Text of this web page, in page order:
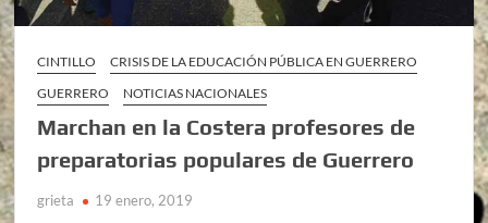
CINTILLO
CRISIS DE LA EDUCACIÓN PÚBLICA EN GUERRERO
GUERRERO
NOTICIAS NACIONALES
Marchan en la Costera profesores de
preparatorias populares de Guerrero
grieta 19 enero, 2019